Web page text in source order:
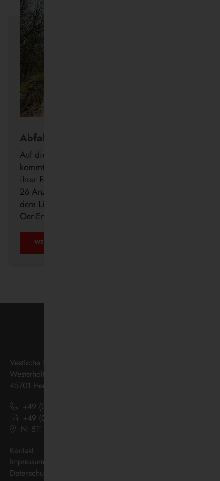
Abfahrt in Echtzeit
Auf die Minute genau wissen, wann der Bus
kommt: Die Vestische forciert die Digitalisierung
ihrer Fahrgastinformation mit der Installation von
26 Anzeigern der neuen DFI light-Systeme auf
dem Linienweg des SB24 in Recklinghausen,
Oer-Erkenschwick, Datteln und Waltrop.
WEITERLESEN …
Vestische Straßenbahnen GmbH
Westerholter Straße 550
45701 Herten
+49 (0) 2366 186 - 0
+49 (0) 2366 186 - 444
N: 51º 36’ 38“ E: 07º 08’ 07“
Kontakt
Impressum
Datenschutz